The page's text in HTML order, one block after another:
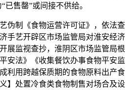
已售罄”或间接不供给。
制《食物运营许可证》，依法查
手艺开辟区市场监管局对淮安经济
展监视查抄，淮阴区市场监管局根
安法》《收集餐饮办事食物平安监
利用跨越保质期的食物原料出产食
】处置冷食类食物制售对场合及设